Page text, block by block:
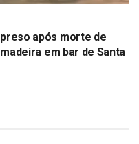
preso após morte de
em bar de Santa